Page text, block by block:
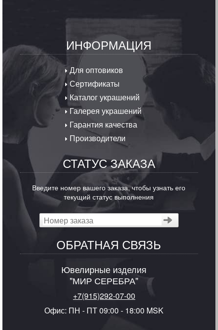
ИНФОРМАЦИЯ
Для оптовиков
Сертификаты
Каталог украшений
Галерея украшений
Гарантия качества
Производители
СТАТУС ЗАКАЗА
Введите номер вашего заказа, чтобы узнать его
текущий статус выполнения
ОБРАТНАЯ СВЯЗЬ
Ювелирные изделия
"МИР СЕРЕБРА"
+7(915)292-07-00
Офис: ПН - ПТ 09:00 - 18:00 MSK